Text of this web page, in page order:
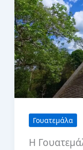
Γουατεμάλα
Η